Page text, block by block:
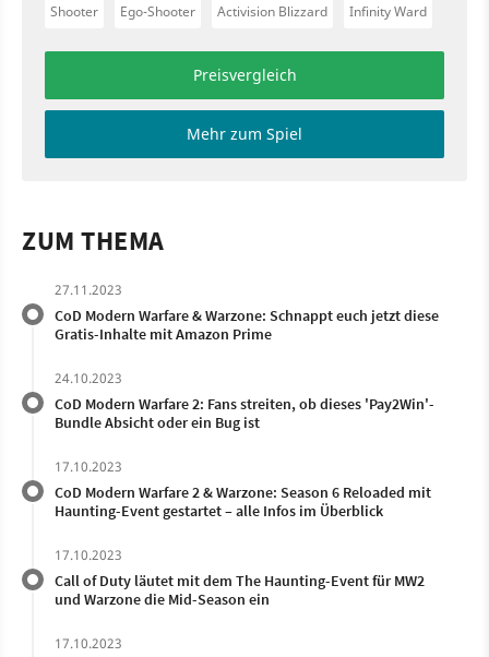
Shooter Ego-Shooter Activision Blizzard Infinity Ward
Preisvergleich
Mehr zum Spiel
ZUM THEMA
27.11.2023
CoD Modern Warfare & Warzone: Schnappt euch jetzt diese
Gratis-Inhalte mit Amazon Prime
24.10.2023
CoD Modern Warfare 2: Fans streiten, ob dieses 'Pay2Win'-
Bundle Absicht oder ein Bug ist
17.10.2023
CoD Modern Warfare 2 & Warzone: Season 6 Reloaded mit
Haunting-Event gestartet – alle Infos im Überblick
17.10.2023
Call of Duty läutet mit dem The Haunting-Event für MW2
und Warzone die Mid-Season ein
17.10.2023